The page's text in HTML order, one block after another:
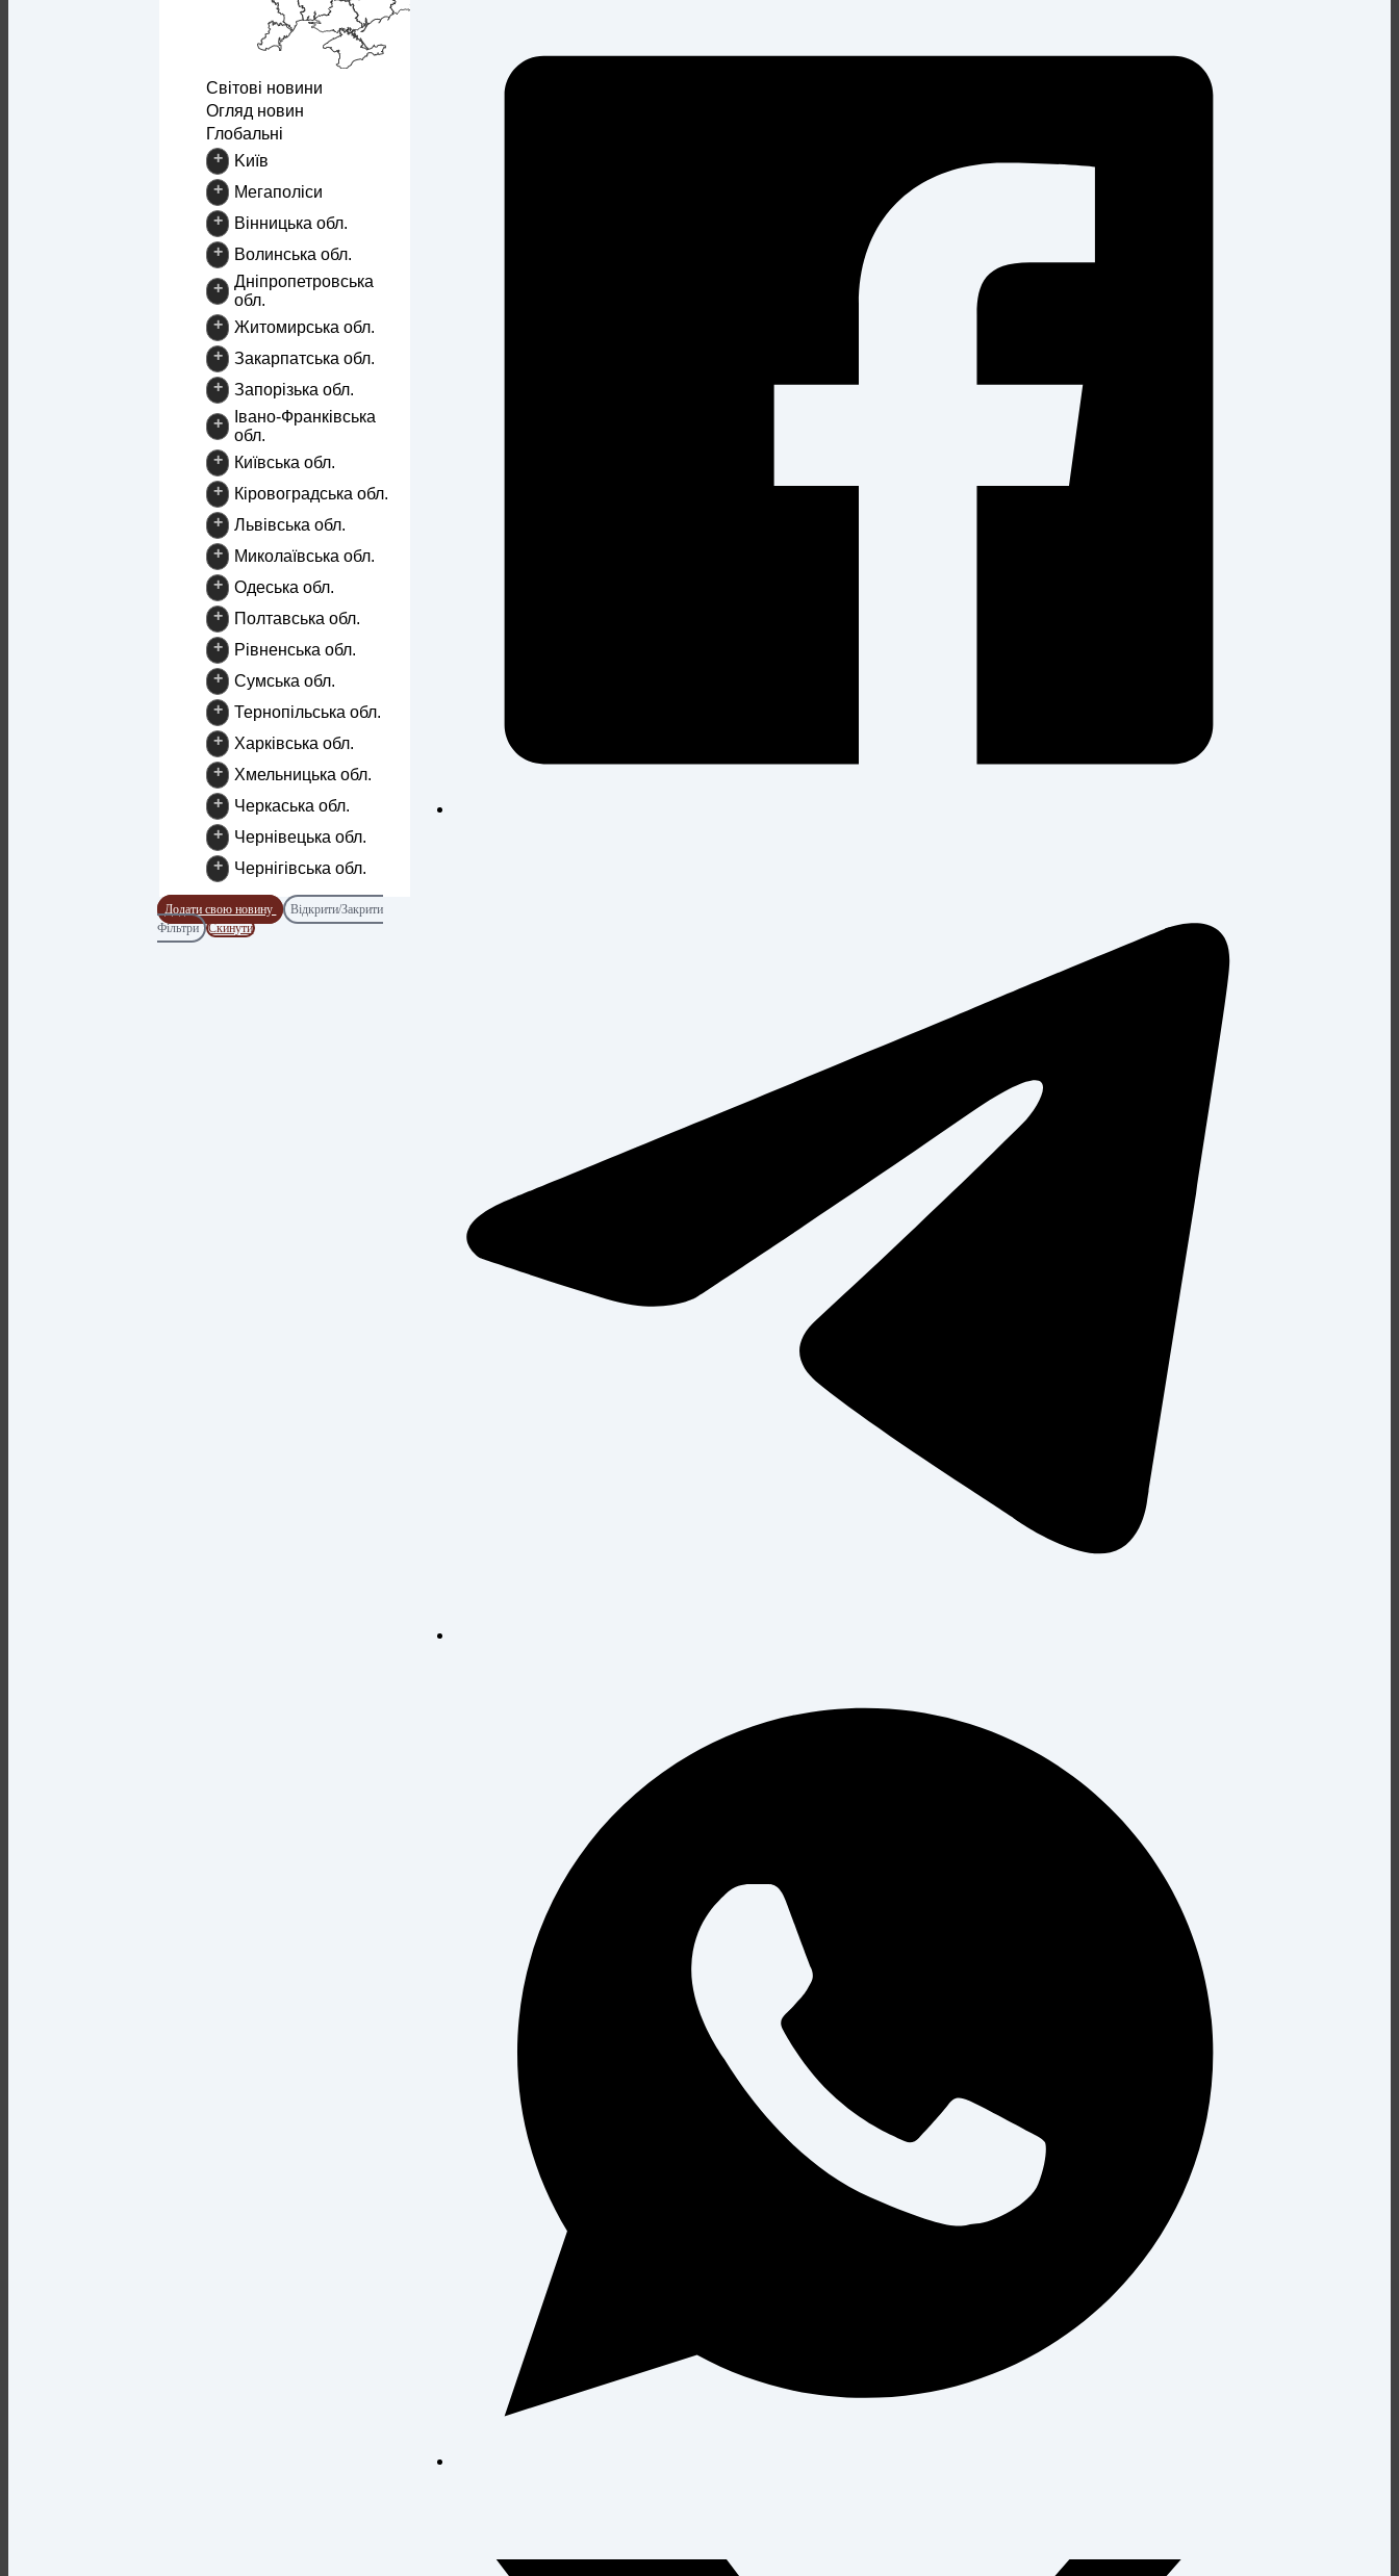
Світові новини
Огляд новин
Глобальні
+
Kиїв
+
Mегаполіси
+
Вінницька обл.
+
Волинська обл.
+
Дніпропетровська
обл.
+
Житомирська обл.
+
Закарпатська обл.
+
Запорізька обл.
+
Івано-Франківська
обл.
+
Київська обл.
+
Кіровоградська обл.
+
Львівська обл.
+
Миколаївська обл.
+
Одеська обл.
+
Полтавська обл.
+
Рівненська обл.
+
Сумська обл.
+
Тернопільська обл.
+
Харківська обл.
+
Хмельницька обл.
+
Черкаська обл.
+
Чернівецька обл.
+
Чернігівська обл.
Додати свою новину
Відкрити/Закрити
Фільтри
Скинути